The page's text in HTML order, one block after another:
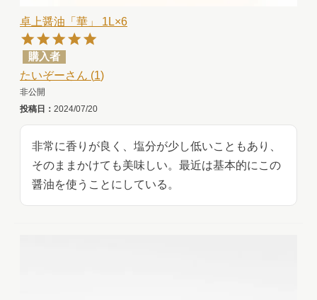
卓上醤油「華」 1L×6
購入者
たいぞー
1
非公開
投稿日
2024/07/20
非常に香りが良く、塩分が少し低いこともあり、
そのままかけても美味しい。最近は基本的にこの
醤油を使うことにしている。